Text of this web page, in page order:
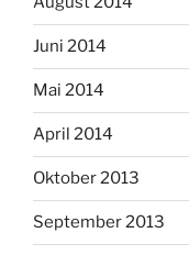
Juni 2014
Mai 2014
April 2014
Oktober 2013
September 2013